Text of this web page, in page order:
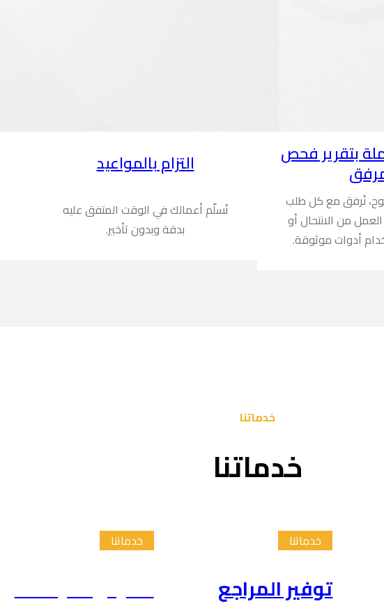
بتقرير فحص
نُرفق مع كل طلب
العمل من الانتحال أو
أدوات موثوقة.
التزام بالمواعيد
نُسلّم أعمالك في الوقت المتفق عليه
بدقة وبدون تأخير.
خدماتنا
خدماتنا
خدماتنا
توفير المراجع
خدماتنا
تلخيص الدراسات